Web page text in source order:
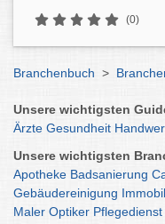
(0)
Branchenbuch >
Unsere wichtigsten
Ärzte Gesundheit
Unsere wichtigsten
Apotheke Badsanierung
Gebäudereinigung
Maler Optiker Pflegedienst